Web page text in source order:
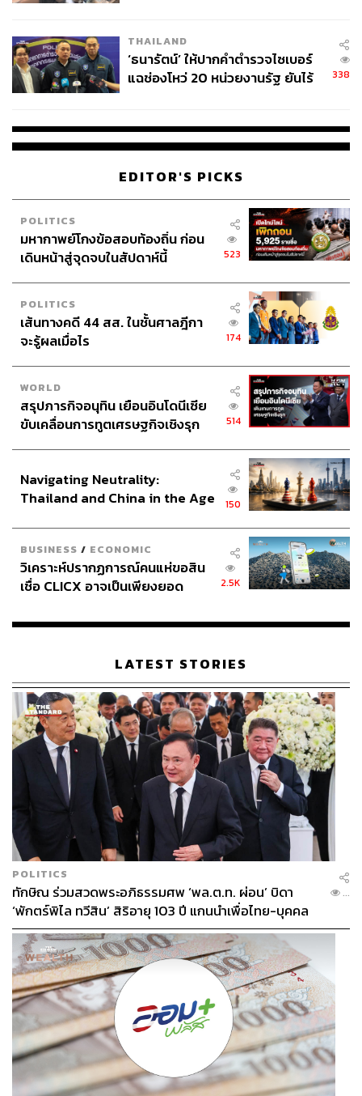
จ่ายหนี้-แอบระบุแบรนด์
THAILAND
‘ธนารัตน์’ ให้ปากคำตำรวจไซเบอร์
แฉช่องโหว่ 20 หน่วยงานรัฐ ยันไร้
338
EDITOR'S PICKS
POLITICS
มหากาพย์โกงข้อสอบท้องถิ่น ก่อน
เดินหน้าสู่จุดจบในสัปดาห์นี้
523
POLITICS
เส้นทางคดี 44 สส. ในชั้นศาลฎีกา
จะรู้ผลเมื่อไร
174
WORLD
สรุปภารกิจอนุทิน เยือนอินโดนีเซีย
ขับเคลื่อนการทูตเศรษฐกิจเชิงรุก
514
Navigating Neutrality:
Thailand and China in the Age
150
BUSINESS / ECONOMIC
วิเคราะห์ปรากฏการณ์คนแห่ขอสิน
เชื่อ CLICX อาจเป็นเพียงยอด
เรือนไทยที่ถูกซุกไว้
2.5K
LATEST STORIES
POLITICS
ทักษิณ ร่วมสวดพระอภิธรรมศพ ‘พล.ต.ท. ผ่อน’ บิดา
‘พักตร์พิไล ทวีสิน’ สิริอายุ 103 ปี แกนนำเพื่อไทย-บุคคล
หลากวงการร่วมอาลัย
...